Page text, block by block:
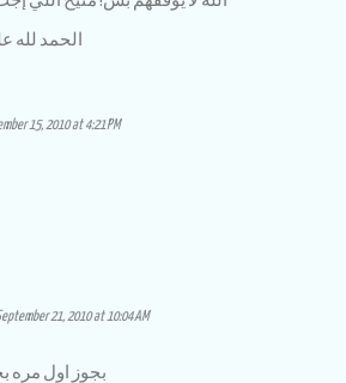
الحمد لله
15, 2010 at 4:21 PM
21, 2010 at 10:04 AM
بجوز اول مره